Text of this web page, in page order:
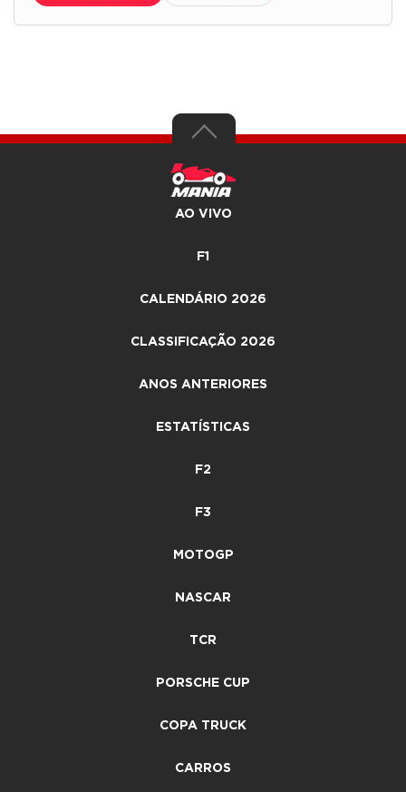
AO VIVO
F1
CALENDÁRIO 2026
CLASSIFICAÇÃO 2026
ANOS ANTERIORES
ESTATÍSTICAS
F2
F3
MOTOGP
NASCAR
TCR
PORSCHE CUP
COPA TRUCK
CARROS